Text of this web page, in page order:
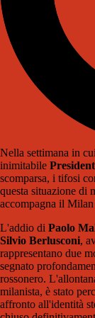
Nella settimana in
inimitabile
scomparsa, i tifosi
questa situazione di
accompagna il
L'addio di Paolo
Silvio Berlusconi,
rappresentano due
segnato
rossonero.
milanista, è stato
affronto all'identità